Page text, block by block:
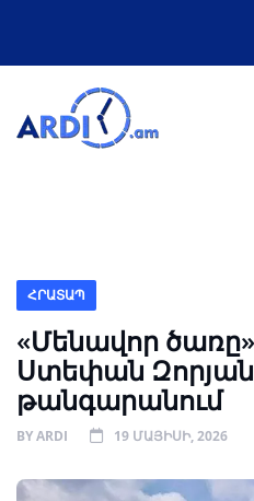
ՀՐԱՏԱՊ
«Մենավոր
Ստեփան
թանգարանում
BYARDI 19 ՄԱՅԻՍԻ, 2026